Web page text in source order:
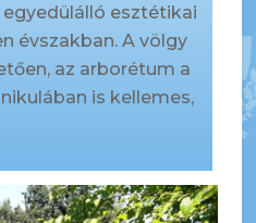
esztétikai
évszakban. A völgy
az arborétum a
is kellemes,